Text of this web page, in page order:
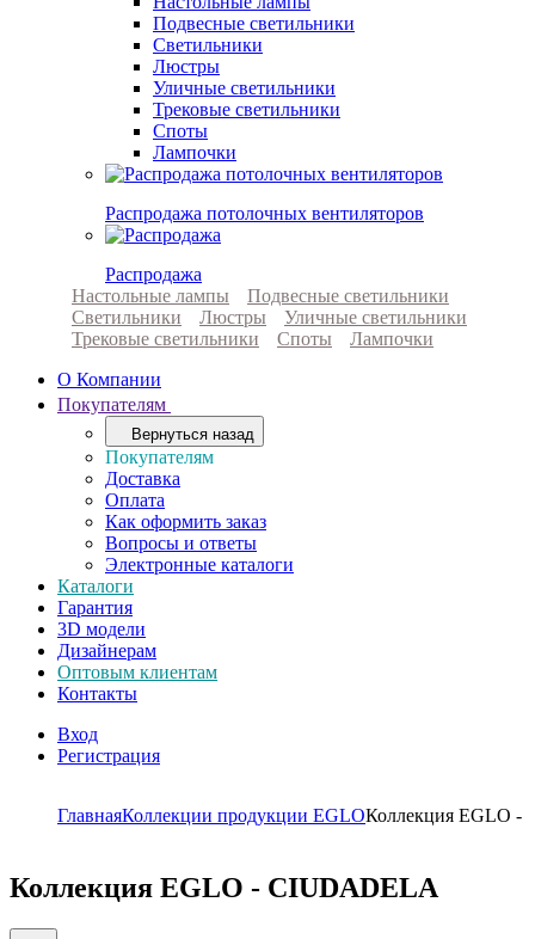
Подвесные светильники
Светильники
Люстры
Уличные светильники
Трековые светильники
Споты
Лампочки
Распродажа потолочных вентиляторов
Распродажа
Настольные лампы
Подвесные светильники
Светильники
Люстры
Уличные светильники
Трековые светильники
Споты
Лампочки
О Компании
Покупателям
Вернуться назад
Покупателям
Доставка
Оплата
Как оформить заказ
Вопросы и ответы
Электронные каталоги
Каталоги
Гарантия
3D модели
Дизайнерам
Оптовым клиентам
Контакты
Вход
Регистрация
ГлавнаяКоллекции продукции EGLOКоллекция EGLO -
Коллекция EGLO - CIUDADELA